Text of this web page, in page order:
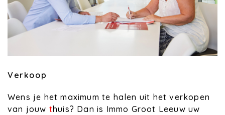
Verkoop
Wens je het maximum te halen uit het verkopen
van jouw thuis? Dan is Immo Groot Leeuw uw